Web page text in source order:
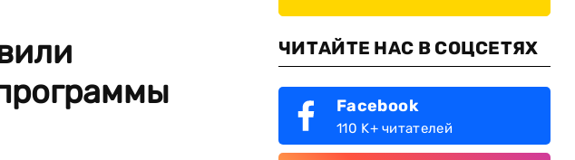
ЧИТАЙТЕ НАС В СОЦСЕТЯХ
Facebook
110 K+ читателей